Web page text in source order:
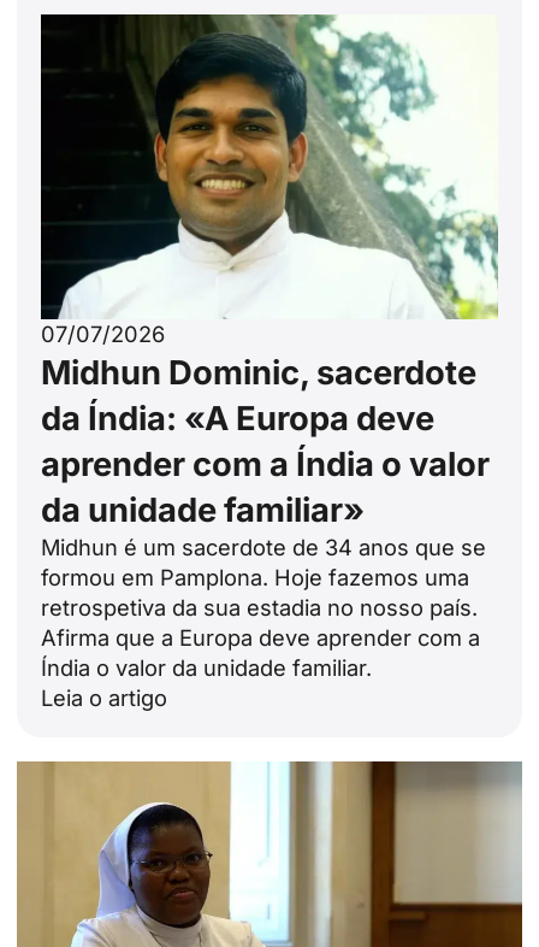
07/07/2026
Midhun Dominic, sacerdote
da Índia: «A Europa deve
aprender com a Índia o valor
da unidade familiar»
Midhun é um sacerdote de 34 anos que se
formou em Pamplona. Hoje fazemos uma
retrospetiva da sua estadia no nosso país.
Afirma que a Europa deve aprender com a
Índia o valor da unidade familiar.
Leia o artigo